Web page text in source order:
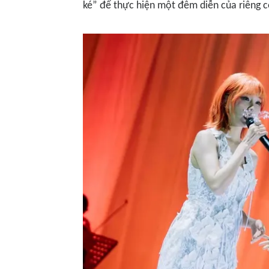
ké” để thực hiện một đêm diễn của riêng